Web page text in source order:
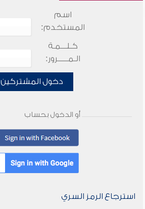
اسم
المستخدم:
كـلـــمـة
الـمـــــرور:
دخول المشتركين
أو الدخول بحساب
استرجاع الرمز السري